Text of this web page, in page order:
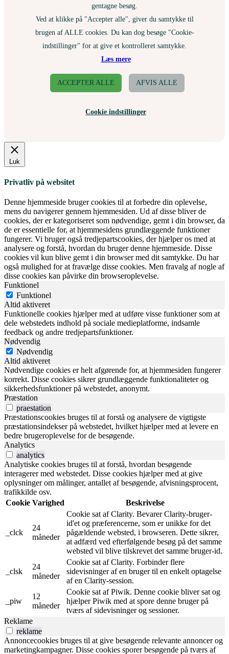
gentagne besøg.
Ved at klikke på "Accepter alle", giver du samtykke til
brugen af ALLE cookies. Du kan dog besøge "Cookie-
indstillinger" for at give et kontrolleret samtykke.
Læs mere
ACCEPTER ALLE AFVIS ALLE
Cookie indstillinger
Luk
Privatliv på websitet
Denne hjemmeside bruger cookies til at forbedre din oplevelse,
mens du navigerer gennem hjemmesiden. Ud af disse bliver de
cookies, der er kategoriseret som nødvendige, gemt i din browser, da
de er essentielle for, at hjemmesidens grundlæggende funktioner
fungerer. Vi bruger også tredjepartscookies, der hjælper os med at
analysere og forstå, hvordan du bruger denne hjemmeside. Disse
cookies vil kun blive gemt i din browser med dit samtykke. Du har
også mulighed for at fravælge disse cookies. Men fravalg af nogle af
disse cookies kan påvirke din browseroplevelse.
Funktionel
Funktionel
Altid aktiveret
Funktionelle cookies hjælper med at udføre visse funktioner som at
dele webstedets indhold på sociale medieplatforme, indsamle
feedback og andre tredjepartsfunktioner.
Nødvendig
Nødvendig
Altid aktiveret
Nødvendige cookies er helt afgørende for, at hjemmesiden fungerer
korrekt. Disse cookies sikrer grundlæggende funktionaliteter og
sikkerhedsfunktioner på webstedet, anonymt.
Præstation
praestation
Præstationscookies bruges til at forstå og analysere de vigtigste
præstationsindekser på webstedet, hvilket hjælper med at levere en
bedre brugeroplevelse for de besøgende.
Analytics
analytics
Analytiske cookies bruges til at forstå, hvordan besøgende
interagerer med webstedet. Disse cookies hjælper med at give
oplysninger om målinger, antallet af besøgende, afvisningsprocent,
trafikkilde osv.
Cookie Varighed Beskrivelse
_clck
24
måneder
Cookie sat af Clarity. Bevarer Clarity-bruger-
id'et og præferencerne, som er unikke for det
pågældende websted, i browseren. Dette sikrer,
at adfærd ved efterfølgende besøg på det samme
websted vil blive tilskrevet det samme bruger-id.
_clsk
24
måneder
Cookie sat af Clarity. Forbinder flere
sidevisninger af en bruger til en enkelt optagelse
af en Clarity-session.
_piw
12
måneder
Cookie sat af Piwik. Denne cookie bliver sat og
hjælper Piwik med at spore denne bruger på
tværs af sidevisninger og sessioner.
Reklame
reklame
Annoncecookies bruges til at give besøgende relevante annoncer og
marketingkampagner. Disse cookies sporer besøgende på tværs af